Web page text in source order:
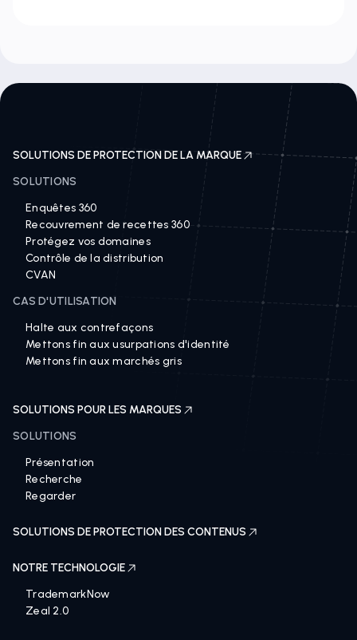
SOLUTIONS DE PROTECTION DE LA MARQUE
SOLUTIONS
Enquêtes 360
Recouvrement de recettes 360
Protégez vos domaines
Contrôle de la distribution
CVAN
CAS D'UTILISATION
Halte aux contrefaçons
Mettons fin aux usurpations d'identité
Mettons fin aux marchés gris
SOLUTIONS POUR LES MARQUES
SOLUTIONS
Présentation
Recherche
Regarder
SOLUTIONS DE PROTECTION DES CONTENUS
NOTRE TECHNOLOGIE
TrademarkNow
Zeal 2.0